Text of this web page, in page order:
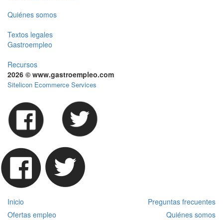
Quiénes somos
Textos legales
Gastroempleo
Recursos
2026 © www.gastroempleo.com
Sitelicon Ecommerce Services
Inicio
Preguntas frecuentes
Ofertas empleo
Quiénes somos